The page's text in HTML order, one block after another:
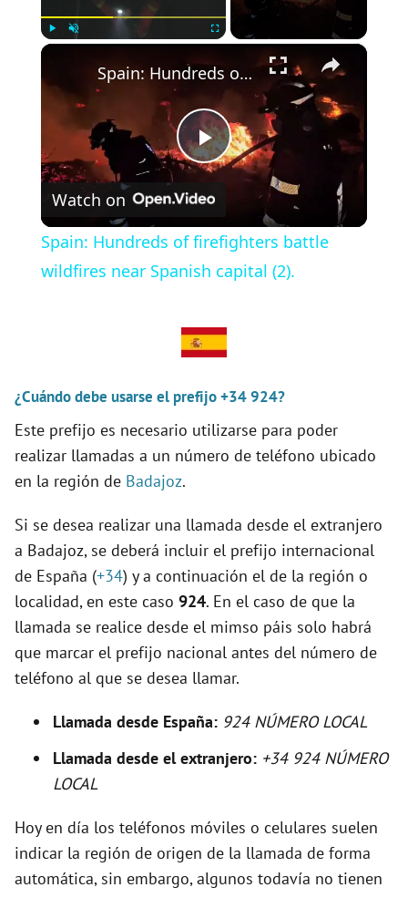
×
P
a
y
i
e
o
Spain: Hundreds of firefighters battle wildfires near Spanish capital (2).
Watch on
Spain: Hundreds of firefighters battle
wildfires near Spanish capital (2).
¿Cuándo debe usarse el prefijo +34 924?
Este prefijo es necesario utilizarse para poder
realizar llamadas a un número de teléfono ubicado
en la región de Badajoz.
Si se desea realizar una llamada desde el extranjero
a Badajoz, se deberá incluir el prefijo internacional
de España (+34) y a continuación el de la región o
localidad, en este caso 924. En el caso de que la
llamada se realice desde el mimso páis solo habrá
que marcar el prefijo nacional antes del número de
teléfono al que se desea llamar.
Llamada desde España: 924 NÚMERO LOCAL
Llamada desde el extranjero: +34 924 NÚMERO
LOCAL
Hoy en día los teléfonos móviles o celulares suelen
indicar la región de origen de la llamada de forma
automática, sin embargo, algunos todavía no tienen